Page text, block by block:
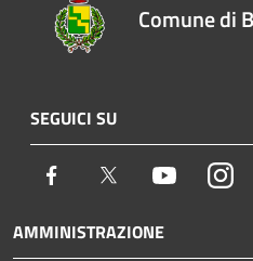
Comune di
SEGUICI SU
Facebook Twitter Youtube
AMMINISTRAZIONE